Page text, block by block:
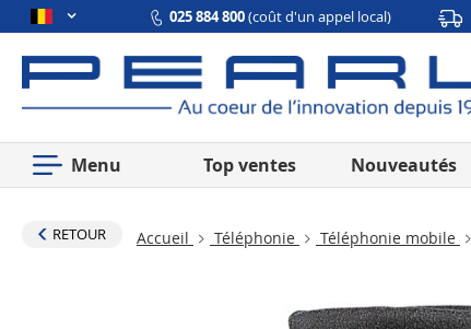
025 884 800(coût d'un appel local)
Menu Top ventes Nouveautés
RETOUR Accueil Téléphonie Téléphonie mobile